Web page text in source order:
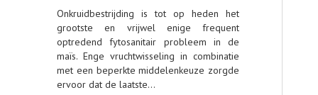
Onkruidbestrijding is tot op heden het
grootste en vrijwel enige frequent
optredend fytosanitair probleem in de
maïs. Enge vruchtwisseling in combinatie
met een beperkte middelenkeuze zorgde
ervoor dat de laatste…